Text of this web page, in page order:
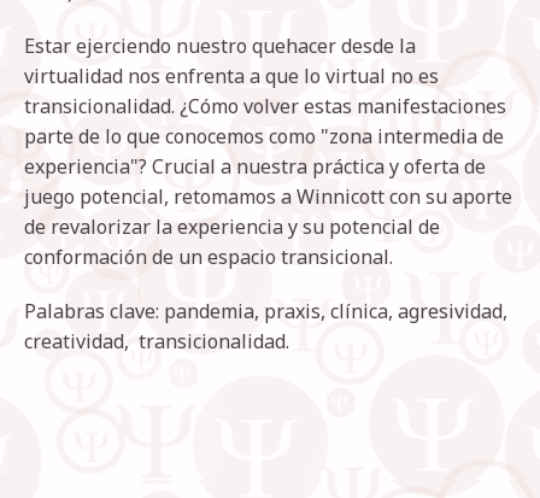
Estar ejerciendo nuestro quehacer desde la
virtualidad nos enfrenta a que lo virtual no es
transicionalidad. ¿Cómo volver estas manifestaciones
parte de lo que conocemos como "zona intermedia de
experiencia"? Crucial a nuestra práctica y oferta de
juego potencial, retomamos a Winnicott con su aporte
de revalorizar la experiencia y su potencial de
conformación de un espacio transicional.
Palabras clave: pandemia, praxis, clínica, agresividad,
creatividad, transicionalidad.